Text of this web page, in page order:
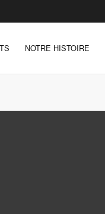
NOTRE HISTOIRE